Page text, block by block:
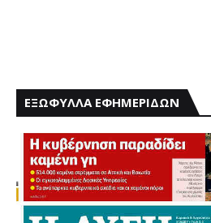
ΕΞΩΦΥΛΛΑ ΕΦΗΜΕΡΙΔΩΝ